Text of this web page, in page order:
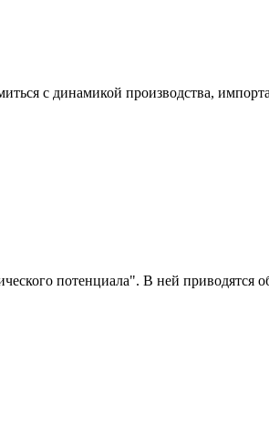
с динамикой производства,
потенциала". В ней приводятся